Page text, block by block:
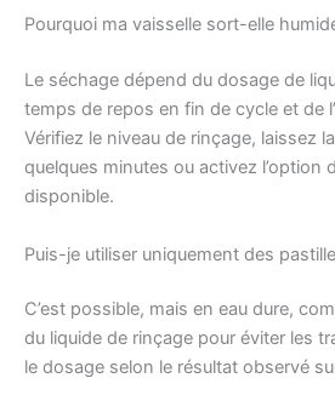
Pourquoi ma vaisselle sort-elle
Le séchage dépend du dosage de
temps de repos en fin de cycle et de
Vérifiez le niveau de rinçage, laissez
quelques minutes ou activez l’option
disponible.
Puis-je utiliser uniquement des
C’est possible, mais en eau dure,
du liquide de rinçage pour éviter les
le dosage selon le résultat observé